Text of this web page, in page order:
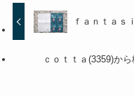
ｆａｎｔａｓ
ｃｏｔｔａ(3359)か